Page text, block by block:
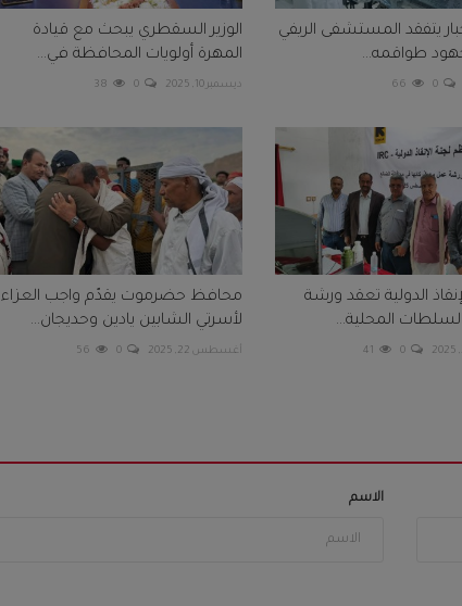
يتفقد المستشفى الريفي
طواقمه...
0
66
الوزير السقطري يبحث مع قيادة
المهرة أولويات المحافظة في...
ديسمبر 10, 2025 0
38
الدولية تعقد ورشة
المحلية...
0
41
محافظ حضرموت يقدّم واجب العزاء
لأسرتي الشابين يادين وحديجان...
أغسطس 22, 2025 0
56
الاسم